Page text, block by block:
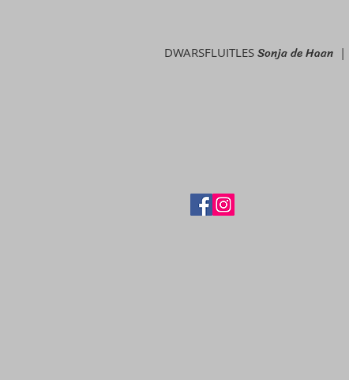
DWARSFLUITLESSonja de Haan |